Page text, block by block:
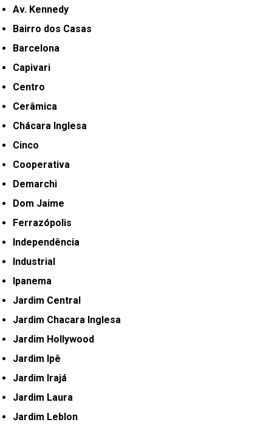
Av. Kennedy
Bairro dos Casas
Barcelona
Capivari
Centro
Cerâmica
Chácara Inglesa
Cinco
Cooperativa
Demarchi
Dom Jaime
Ferrazópolis
Independência
Industrial
Ipanema
Jardim Central
Jardim Chacara Inglesa
Jardim Hollywood
Jardim Ipê
Jardim Irajá
Jardim Laura
Jardim Leblon